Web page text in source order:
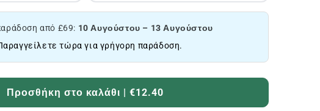
από £69: 10 Αυγούστου – 13 Αυγούστου
τώρα για γρήγορη παράδοση.
Προσθήκη στο καλάθι | €12.40